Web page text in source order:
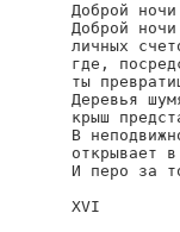
Доброй
Доброй
личных
где,
ты
Деревья
крыш
В
открывает
И перо за
XVI